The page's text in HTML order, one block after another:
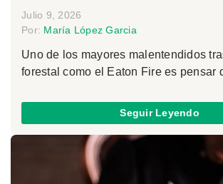
Julio 9, 2026
Por: María López Garcia
Uno de los mayores malentendidos
forestal como el Eaton Fire es pensar
Seguir Leyendo